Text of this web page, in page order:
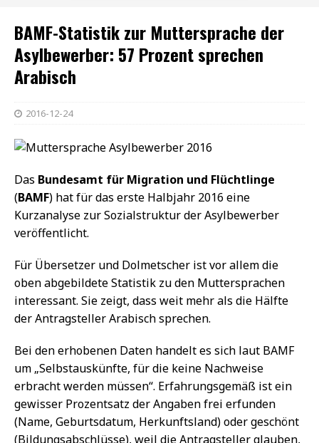
BAMF-Statistik zur Muttersprache der
Asylbewerber: 57 Prozent sprechen
Arabisch
2016-12-24
Das Bundesamt für Migration und Flüchtlinge
(BAMF) hat für das erste Halbjahr 2016 eine
Kurzanalyse zur Sozialstruktur der Asylbewerber
veröffentlicht.
Für Übersetzer und Dolmetscher ist vor allem die
oben abgebildete Statistik zu den Muttersprachen
interessant. Sie zeigt, dass weit mehr als die Hälfte
der Antragsteller Arabisch sprechen.
Bei den erhobenen Daten handelt es sich laut BAMF
um „Selbstauskünfte, für die keine Nachweise
erbracht werden müssen“. Erfahrungsgemäß ist ein
gewisser Prozentsatz der Angaben frei erfunden
(Name, Geburtsdatum, Herkunftsland) oder geschönt
(Bildungsabschlüsse), weil die Antragsteller glauben,